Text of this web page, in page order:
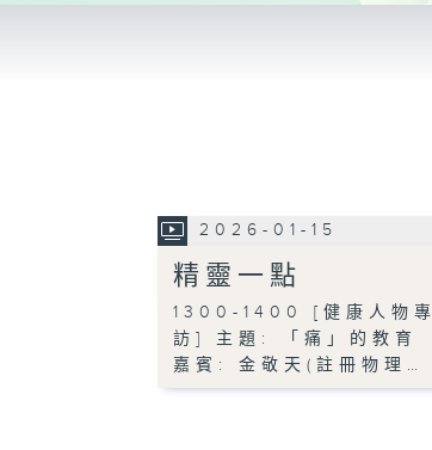
2026-01-15
精靈一點
1300-1400 [健康人物專
訪] 主題: 「痛」的教育
嘉賓: 金敬天(註冊物理…